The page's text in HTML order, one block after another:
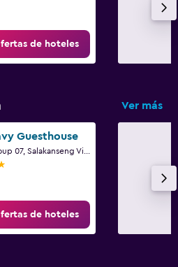
de hoteles
Ver más
Guesthouse
de hoteles